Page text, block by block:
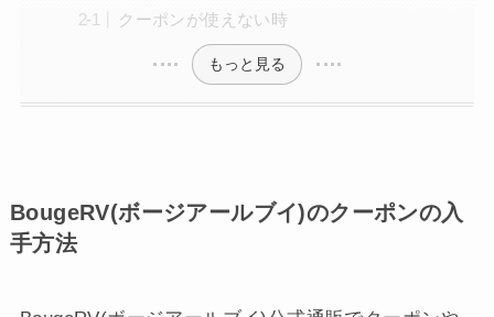
クーポンが使えない時
もっと見る
BougeRV(ボージアールブイ)のクーポンの入
手方法